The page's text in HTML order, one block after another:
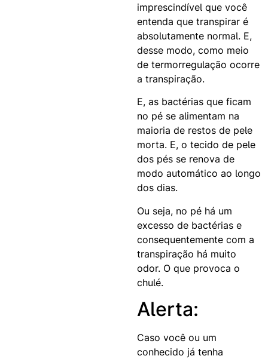
imprescindível que você
entenda que transpirar é
absolutamente normal. E,
desse modo, como meio
de termorregulação ocorre
a transpiração.
E, as bactérias que ficam
no pé se alimentam na
maioria de restos de pele
morta. E, o tecido de pele
dos pés se renova de
modo automático ao longo
dos dias.
Ou seja, no pé há um
excesso de bactérias e
consequentemente com a
transpiração há muito
odor. O que provoca o
chulé.
Alerta:
Caso você ou um
conhecido já tenha